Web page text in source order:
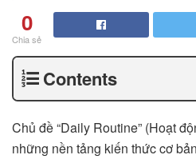
0
Chia sẻ
Contents
Chủ đề “Daily Routine” (Hoạt
những nền tảng kiến thức cơ